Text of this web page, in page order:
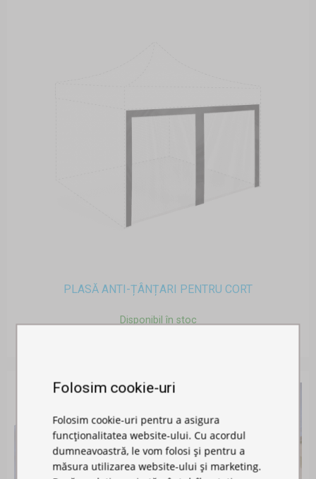
PLASĂ ANTI-ȚÂNȚARI PENTRU CORT
Disponibil în stoc
Folosim cookie-uri
Folosim cookie-uri pentru a asigura
funcționalitatea website-ului. Cu acordul
dumneavoastră, le vom folosi și pentru a
măsura utilizarea website-ului și marketing.